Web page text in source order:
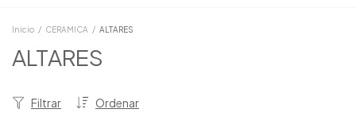
Inicio / CERAMICA / ALTARES
ALTARES
Ordenar
Filtrar